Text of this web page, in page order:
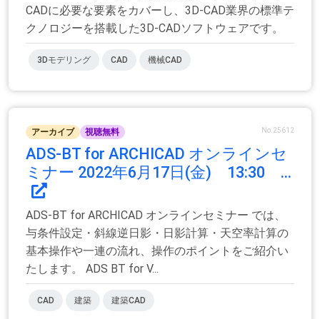
CADに必要な要素をカバーし、3D-CAD業界の標準テ
クノロジーを搭載した3D-CADソフトウェアです。
3Dモデリング CAD 機械CAD
アーカイブ 視聴無料 No.25612
ADS-BT for ARCHICAD オンラインセ
ミナー 2022年6月17日(金) 13:30 ...
ADS-BT for ARCHICAD オンラインセミナー では、
与条件設定・斜線逆日影・日影計算・天空率計算の
基本操作や一連の流れ、操作のポイントをご紹介い
たします。 ADS BT for V...
CAD 建築 建築CAD